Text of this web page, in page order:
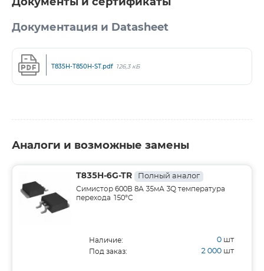
Документы и сертификаты
Документация и Datasheet
T835H-T850H-ST.pdf 126,3 кБ
Аналоги и возможные замены
T835H-6G-TR Полный аналог
Симистор 600В 8А 35мА 3Q температура
перехода 150°C
Наличие: 0 шт
Под заказ: 2 000 шт